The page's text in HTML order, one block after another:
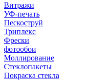
Витражи
УФ-печать
Пескоструй
Триплекс
Фрески
фотообои
Моллирование
Стеклопакеты
Покраска стекла